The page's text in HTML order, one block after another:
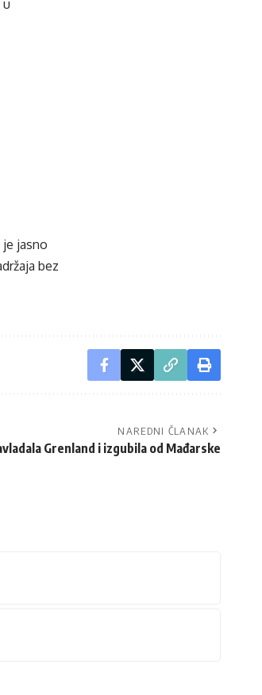
jasno
bez
NAREDNI ČLANAK
Grenland i izgubila od Mađarske